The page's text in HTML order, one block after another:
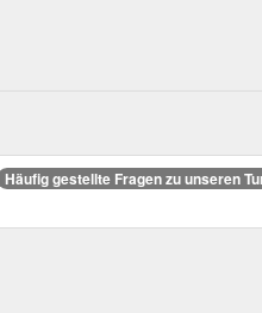
Häufig gestellte Fragen zu unseren